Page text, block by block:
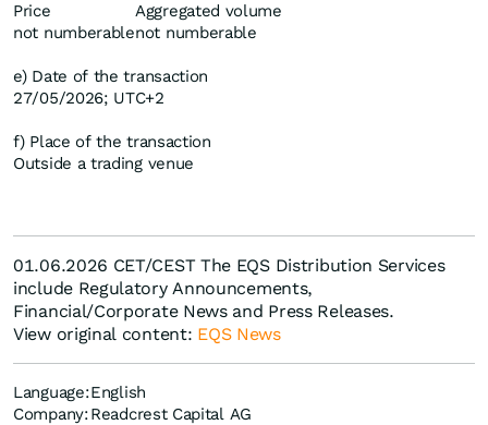
Price
Aggregated volume
not numberablenot numberable
e) Date of the transaction
27/05/2026; UTC+2
f) Place of the transaction
Outside a trading venue
01.06.2026 CET/CEST The EQS Distribution Services
include Regulatory Announcements,
Financial/Corporate News and Press Releases.
View original content: EQS News
Language:English
Company:Readcrest Capital AG